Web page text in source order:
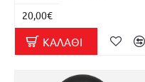
20,00€
ΚΑΛΆΘΙ